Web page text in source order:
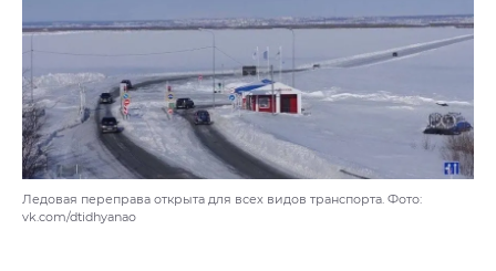
Ледовая переправа открыта для всех видов транспорта. Фото:
vk.com/dtidhyanao